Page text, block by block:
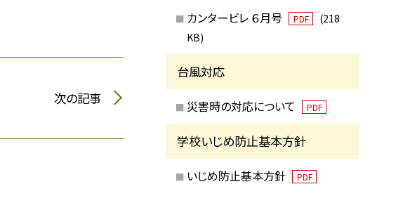
次の記事
カンタービレ ６月号 PDF
(218
KB)
台風対応
災害時の対応について PDF
学校いじめ防止基本方針
いじめ防止基本方針 PDF